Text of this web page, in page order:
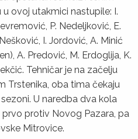
ovoj utakmici nastupile: I.
P. Nedeljković, E.
I. Jordović, A. Minić
A. Predović, M. Erdoglija, K.
Tehničar je na začelju
Trstenika, oba tima čekaju
U naredba dva kola
protiv Novog Pazara, pa
Mitrovice.